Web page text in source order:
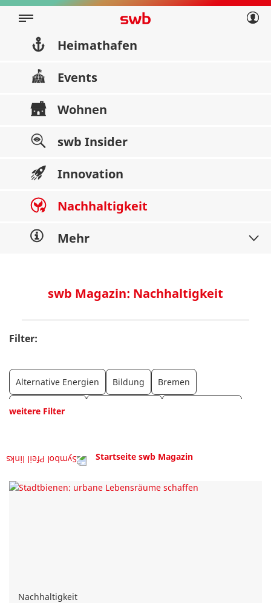
Privatkunden
Geschäftskunden
Heimathafen
Events
Wohnen
swb Insider
Innovation
Nachhaltigkeit
Mehr
swb Magazin: Nachhaltigkeit
Filter:
Alternative Energien Bildung Bremen
Elektromobilität
Natur Sport und Bewegung Technik
weitere Filter
Startseite swb Magazin
Nachhaltigkeit